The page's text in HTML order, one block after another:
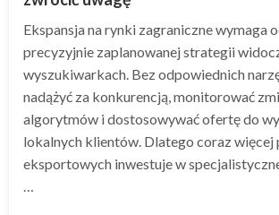
Ekspansja na rynki zagraniczne wymaga
precyzyjnie zaplanowanej strategii
wyszukiwarkach. Bez odpowiednich
nadążyć za konkurencją, monitorować
algorytmów i dostosowywać ofertę do
lokalnych klientów. Dlatego coraz
eksportowych inwestuje w